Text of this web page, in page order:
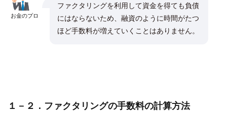
お金のプロ
ファクタリングを利用して資金を得ても負債
にはならないため、融資のように時間がたつ
ほど手数料が増えていくことはありません。
１－２．ファクタリングの手数料の計算方法